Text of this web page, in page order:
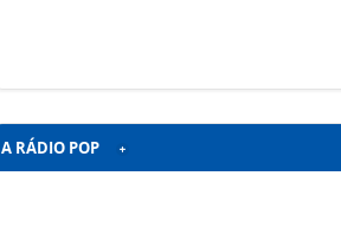
A RÁDIO POP